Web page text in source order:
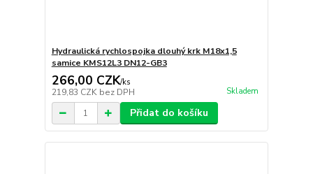
Hydraulická rychlospojka dlouhý krk M18x1,5
samice KMS12L3 DN12-GB3
266,00 CZK/ks
219,83 CZK bez DPH Skladem
Přidat do košíku